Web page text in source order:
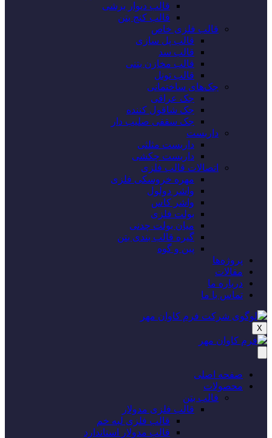
قالب دیوار برشی
قالب کنج بتن
قالب فلزی خاص
قالب پل سازی
قالب سد
قالب مخازن بتنی
قالب تونل
جک‌های ساختمانی
جک عراقی
جک شاقول کننده
جک سقفی صلیب دار
داربست
داربست مثلثی
داربست چکشی
اتصالات قالب فلزی
مهره خروسکی فلزی
واشر دولول
واشر کاس
بولت فلزی
میان بولت چدنی
گیره قالب بندی بتن
پین و گوه
پروژه‌‌ها
مقالات
درباره ما
تماس با ما
X
صفحه اصلی
محصولات
قالب بتن
قالب فلزی مدولار
قالب فلزی لبه خم
قالب مدولار استاندارد